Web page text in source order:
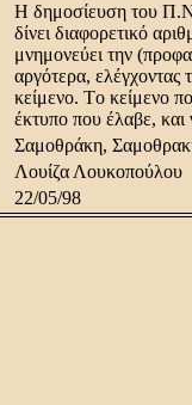
H δημοσίευση του
δίνει διαφορετικό
μνημονεύει την
αργότερα, ελέγχοντας
κείμενο. Tο κείμενο
έκτυπο που έλαβε,
Σαμοθράκη,
Λουίζα Λουκοπούλου
22/05/98